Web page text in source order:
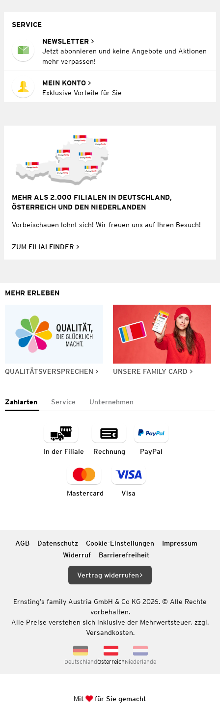
SERVICE
NEWSLETTER
Jetzt abonnieren und keine Angebote und Aktionen
mehr verpassen!
MEIN KONTO
Exklusive Vorteile für Sie
MEHR ALS 2.000 FILIALEN IN DEUTSCHLAND,
ÖSTERREICH UND DEN NIEDERLANDEN
Vorbeischauen lohnt sich! Wir freuen uns auf Ihren Besuch!
ZUM FILIALFINDER
MEHR ERLEBEN
QUALITÄTSVERSPRECHEN UNSERE FAMILY CARD
Zahlarten Service Unternehmen
In der Filiale Rechnung PayPal
Mastercard Visa
AGB Datenschutz Cookie-Einstellungen
Impressum
Widerruf
Barrierefreiheit
Vertrag widerrufen
Ernsting’s family Austria GmbH & Co KG 2026. © Alle Rechte
vorbehalten.
Alle Preise verstehen sich inklusive der Mehrwertsteuer, zzgl.
Versandkosten.
DeutschlandÖsterreichNiederlande
Mit für Sie gemacht